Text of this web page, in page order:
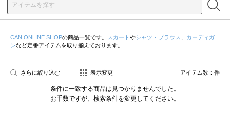
CAN ONLINE SHOPの商品一覧です。 スカート やシャツ・ブラウス
カーディガ
ンなど定番アイテムを取り揃えております。
さらに絞り込む 表示変更 アイテム数： 件
条件に一致する商品は見つかりませんでした。
お手数ですが、検索条件を変更してください。